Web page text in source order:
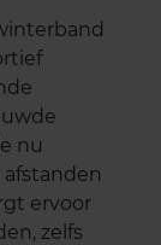
nu
ervoor
zelfs